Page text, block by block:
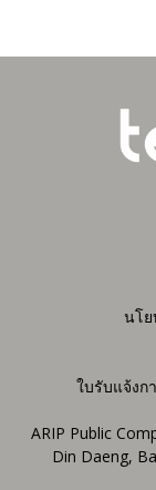
นโ
ใบรับแจ้งก
ARIP Public
Din Daeng,